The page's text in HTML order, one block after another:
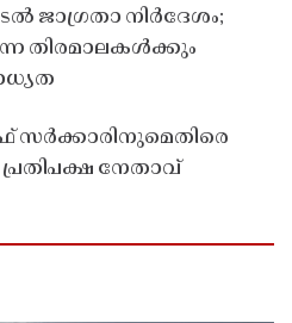
ജാഗ്രതാ നിർദേശം;
തിരമാലകൾക്കും
സർക്കാരിനുമെതിരെ
നേതാവ്